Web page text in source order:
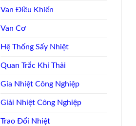
Van Điều Khiển
Van Cơ
Hệ Thống Sấy Nhiệt
Quan Trắc Khí Thải
Gia Nhiệt Công Nghiệp
Giải Nhiệt Công Nghiệp
Trao Đổi Nhiệt